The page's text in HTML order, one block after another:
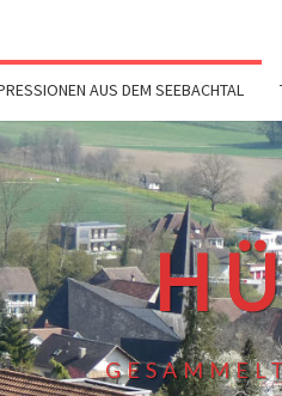
AUS DEM SEEBACHTAL